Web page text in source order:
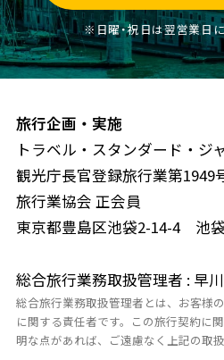
※日曜・祝日は翌営業日
旅行企画・実施
トラベル・スタンダード・ジ
観光庁長官登録旅行業第1949
旅行業協会 正会員
東京都豊島区池袋2-14-4 池
総合旅行業務取扱管理者 : 早
総合旅行業務取扱管理者とは、お客様
に関する責任者です。この旅行契約に
明な点があれば、ご遠慮なく上記の取